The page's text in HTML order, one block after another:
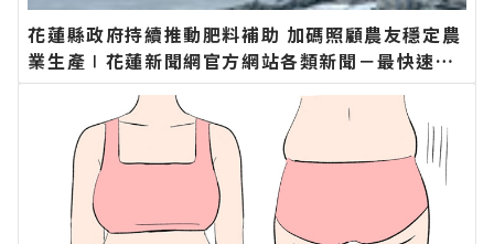
花蓮縣政府持續推動肥料補助 加碼照顧農友穩定農
業生產∣花蓮新聞網官方網站各類新聞－最快速的
今日新聞報導 最新的在地資訊！